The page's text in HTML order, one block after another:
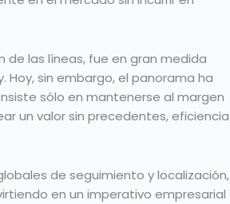
las líneas, fue en gran medida
sin embargo, el panorama ha
sólo en mantenerse al margen
un valor sin precedentes, eficiencia
de seguimiento y localización,
en un imperativo empresarial